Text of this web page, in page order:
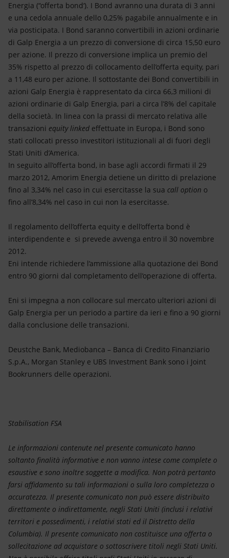
Energia (“offerta bond‘). I Bond avranno una durata di 3 anni
e una cedola annuale dello 0,25% pagabile annualmente e in
via posticipata. I Bond saranno convertibili in azioni ordinarie
di Galp Energia a un prezzo di conversione di circa 15,50 euro
per azione. Il prezzo di conversione implica un premio del
35% rispetto al prezzo di collocamento dell’offerta equity, pari
a 11,48 euro per azione. Il sottostante dei Bond convertibili in
azioni Galp Energia è rappresentato da circa 66,3 milioni di
azioni ordinarie di Galp Energia, pari a circa l’8% del capitale
della società. In linea con la prassi di mercato relativa alle
transazioni equity linked effettuate in Europa, i Bond sono
stati collocati presso investitori istituzionali al di fuori degli
Stati Uniti d’America.
In seguito all’offerta bond, in base agli accordi firmati il 29
marzo 2012, Amorim Energia detiene un diritto di prelazione
fino al 3,34% nel caso in cui esercitasse la sua call option o
fino all’8,34% nel caso in cui non la esercitasse.
Il regolamento dell’offerta equity e dell’offerta bond è
interdipendente e si prevede avvenga entro il 30 novembre
2012.
Eni intende richiedere l’ammissione alla quotazione dei Bond
entro 90 giorni dal completamento dell’operazione di offerta.
Eni si impegna a non collocare sul mercato ulteriori azioni di
Galp Energia per un periodo a partire da ieri e fino a 90 giorni
dalla conclusione delle transazioni.
Deustche Bank, Mediobanca – Banca di Credito Finanziario
S.p.A., Morgan Stanley e UBS Investment Bank sono i Joint
Bookrunners delle operazioni.
Stabilisation FSA
Le informazioni contenute nel presente comunicato hanno
soltanto finalità informative e non vanno intese come complete o
esaustive e sono inoltre soggette a modifica. Non potrà pertanto
farsi affidamento su tali informazioni o sulla loro completezza o
accuratezza. Il presente comunicato non può essere distribuito
direttamente o indirettamente, negli Stati Uniti (inclusi i relativi
territori e possedimenti, i relativi stati ed il Distretto della
Columbia). Il presente comunicato non costituisce una offerta o
sollecitazione ad acquistare o sottoscrivere titoli negli Stati Uniti.